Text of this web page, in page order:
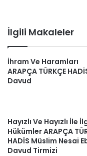
İlgili Makaleler
İhram Ve Haramları
ARAPÇA TÜRKÇE
Davud
Hayızlı Ve Hayızlı İle
Hükümler ARAPÇA
HADİS Müslim Nesai
Davud Tirmizi